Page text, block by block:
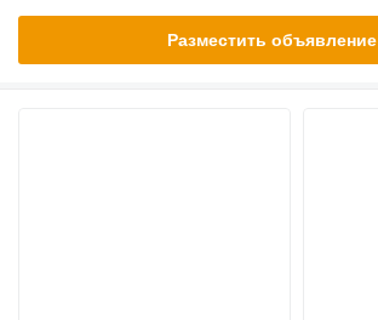
Разместить объявление